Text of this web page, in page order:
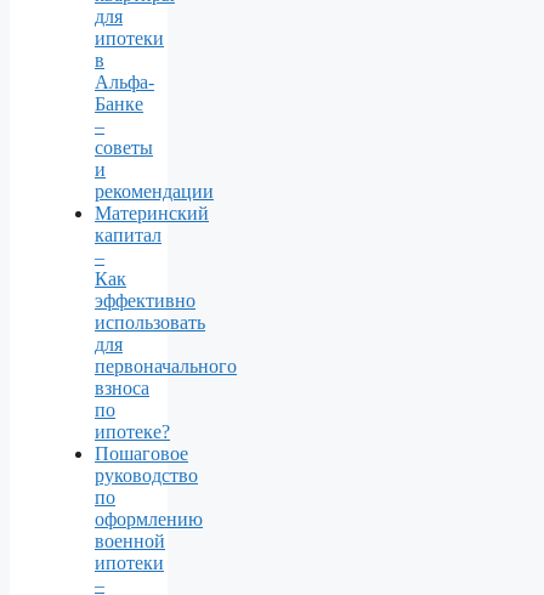
для
ипотеки
в
Альфа-
Банке
–
советы
и
рекомендации
Материнский
капитал
–
Как
эффективно
использовать
для
первоначального
взноса
по
ипотеке?
Пошаговое
руководство
по
оформлению
военной
ипотеки
–